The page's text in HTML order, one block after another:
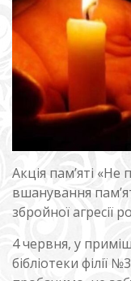
Акція пам’яті
вшанування
збройної агресії
4 червня, у
бібліотеки філії